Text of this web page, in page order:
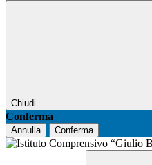
Chiudi
Conferma
Annulla Conferma